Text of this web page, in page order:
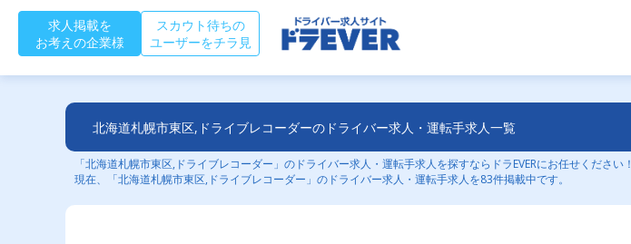
求人掲載を
お考えの企業様
スカウト待ちの
ユーザーをチラ見
北海道札幌市東区,ドライブレコーダーのドライバー求人・運転手求人一覧
「北海道札幌市東区,ドライブレコーダー」のドライバー求人・運転手求人を探すならドラEVERにお任せください！
現在、「北海道札幌市東区,ドライブレコーダー」のドライバー求人・運転手求人を83件掲載中です。